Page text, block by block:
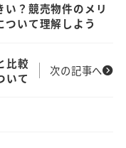
い？競売物件のメリ
ついて理解しよう
次の記事へ
比較
いて